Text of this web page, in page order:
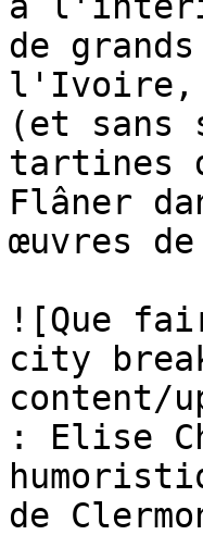
de
l'Ivoire,
(et sans
tartines
Flâner
œuvres
![Que
city
content/
: Elise
de